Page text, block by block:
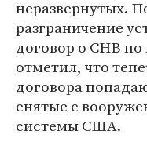
неразвернутых.
разграничение
договор о СНВ
отметил, что
договора
снятые с
системы США.